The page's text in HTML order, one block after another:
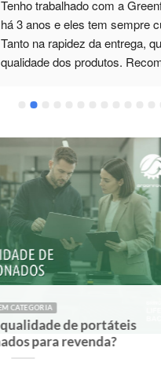
Tenho trabalhado com a
há 3 anos e eles tem sempre
Tanto na rapidez da entrega,
qualidade dos produtos.
O que
03
Jul